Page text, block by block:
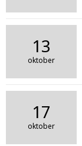
13
oktober
17
oktober